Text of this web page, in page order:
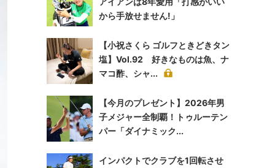
から手放せません!」
【小祝さくら ゴルフときどきタン
塩】Vol.92 好きなものは魚、ナ
マコ酢、シャ...
【今月のプレゼント】2026年男
子メジャー全制覇！トゥルーテン
パー「ダイナミック...
インパクトでクラブを1回転させ